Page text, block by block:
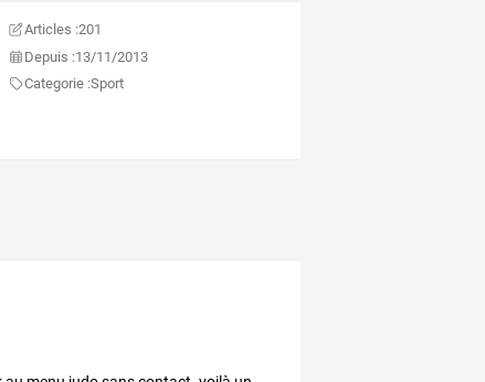
Articles :201
Depuis :13/11/2013
Categorie :Sport